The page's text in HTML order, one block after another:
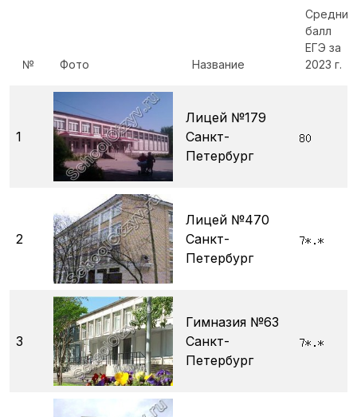
№ Фото Название
Средний
балл
ЕГЭ за
2023 г.
1
Лицей №179
Санкт-
Петербург
2
Лицей №470
Санкт-
Петербург
3
Гимназия №63
Санкт-
Петербург